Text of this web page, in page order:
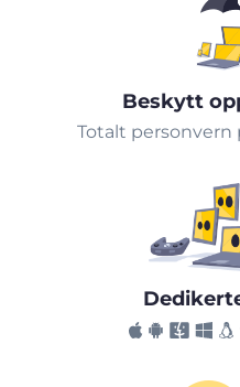
Beskytt
Totalt personvern